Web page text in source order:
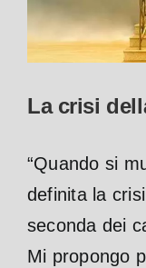
La crisi
“Quando si
definita la
seconda dei
Mi propongo